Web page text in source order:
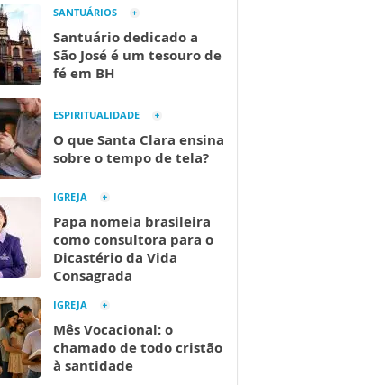
SANTUÁRIOS
Santuário dedicado a
São José é um tesouro de
fé em BH
ESPIRITUALIDADE
O que Santa Clara ensina
sobre o tempo de tela?
IGREJA
Papa nomeia brasileira
como consultora para o
Dicastério da Vida
Consagrada
IGREJA
Mês Vocacional: o
chamado de todo cristão
à santidade